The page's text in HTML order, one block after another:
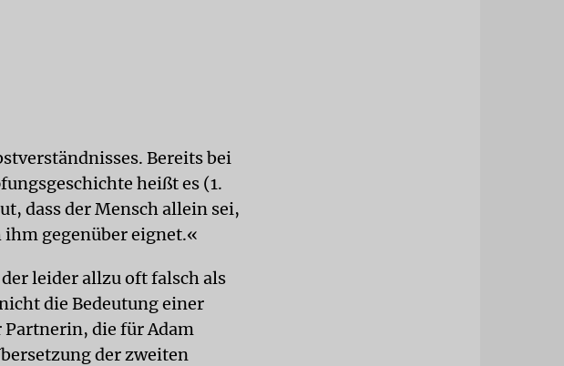
Bereits bei
heißt es (1.
dass der Mensch allein sei,
gegenüber eignet.«
leider allzu oft falsch als
die Bedeutung einer
die für Adam
der zweiten